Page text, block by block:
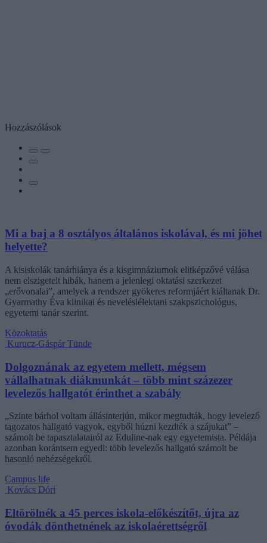
Hozzászólások
Mi a baj a 8 osztályos általános iskolával, és mi jöhet
helyette?
A kisiskolák tanárhiánya és a kisgimnáziumok elitképzővé válása
nem elszigetelt hibák, hanem a jelenlegi oktatási szerkezet
„erővonalai”, amelyek a rendszer gyökeres reformjáért kiáltanak Dr.
Gyarmathy Éva klinikai és neveléslélektani szakpszichológus,
egyetemi tanár szerint.
Közoktatás
Kurucz-Gáspár Tünde
Dolgoznának az egyetem mellett, mégsem
vállalhatnak diákmunkát – több mint százezer
levelezős hallgatót érinthet a szabály
„Szinte bárhol voltam állásinterjún, mikor megtudták, hogy levelező
tagozatos hallgató vagyok, egyből húzni kezdték a szájukat” –
számolt be tapasztalatairól az Eduline-nak egy egyetemista. Példája
azonban korántsem egyedi: több levelezős hallgató számolt be
hasonló nehézségekről.
Campus life
Kovács Dóri
Eltörölnék a 45 perces iskola-előkészítőt, újra az
óvodák dönthetnének az iskolaérettségről